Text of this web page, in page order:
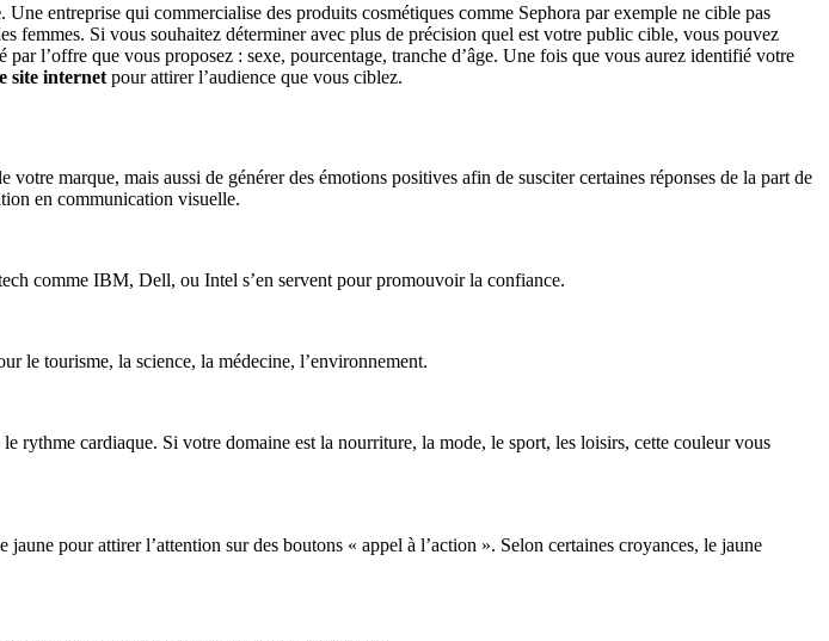
. Une entreprise qui commercialise des produits cosmétiques comme Sephora par exemple ne cible pas
femmes. Si vous souhaitez déterminer avec plus de précision quel est votre public cible, vous pouvez
l’offre que vous proposez : sexe, pourcentage, tranche d’âge. Une fois que vous aurez identifié votre
site internet pour attirer l’audience que vous ciblez.
marque, mais aussi de générer des émotions positives afin de susciter certaines réponses de la part de
en communication visuelle.
comme IBM, Dell, ou Intel s’en servent pour promouvoir la confiance.
le tourisme, la science, la médecine, l’environnement.
rythme cardiaque. Si votre domaine est la nourriture, la mode, le sport, les loisirs, cette couleur vous
pour attirer l’attention sur des boutons « appel à l’action ». Selon certaines croyances, le jaune